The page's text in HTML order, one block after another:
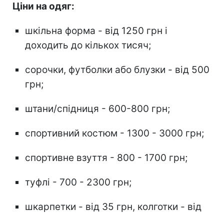
Ціни на одяг:
шкільна форма - від 1250 грн і
доходить до кількох тисяч;
сорочки, футболки або блузки - від 500
грн;
штани/спідниця - 600-800 грн;
спортивний костюм - 1300 - 3000 грн;
спортивне взуття - 800 - 1700 грн;
туфлі - 700 - 2300 грн;
шкарпетки - від 35 грн, колготки - від